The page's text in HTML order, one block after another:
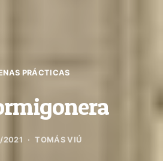
PRÁCTICAS
2021 TOMÁS VIÚ